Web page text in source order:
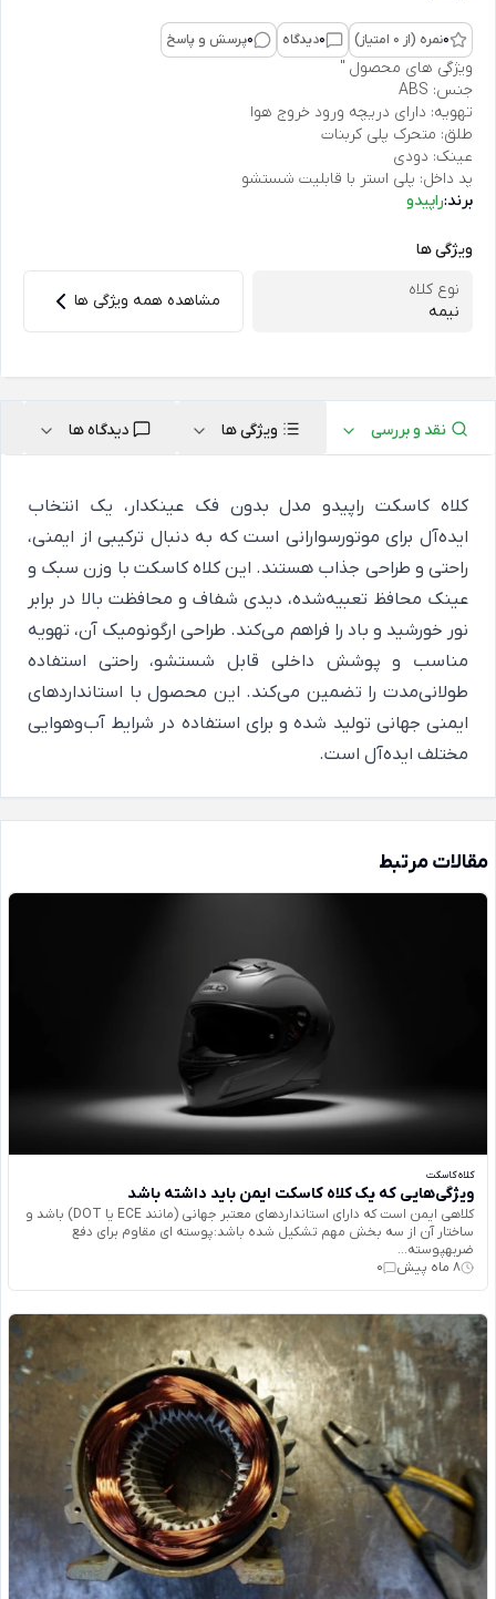
0نمره (از 0 امتیاز) 0دیدگاه 0پرسش و پاسخ
ویژگی های محصول "
جنس: ABS
تهویه: دارای دریچه ورود خروج هوا
طلق: متحرک پلی کربنات
عینک: دودی
پد داخل: پلی استر با قابلیت شستشو
برند:راپیدو
ویژگی ها
نوع کلاه
نیمه
مشاهده همه ویژگی ها
نقد و بررسی ویژگی ها دیدگاه ها
کلاه کاسکت راپیدو مدل بدون فک عینکدار، یک انتخاب
ایده‌آل برای موتورسوارانی است که به دنبال ترکیبی از ایمنی،
راحتی و طراحی جذاب هستند. این کلاه کاسکت با وزن سبک و
عینک محافظ تعبیه‌شده، دیدی شفاف و محافظت بالا در برابر
نور خورشید و باد را فراهم می‌کند. طراحی ارگونومیک آن، تهویه
مناسب و پوشش داخلی قابل شستشو، راحتی استفاده
طولانی‌مدت را تضمین می‌کند. این محصول با استانداردهای
ایمنی جهانی تولید شده و برای استفاده در شرایط آب‌وهوایی
مختلف ایده‌آل است.
مقالات مرتبط
کلاه کاسکت
ویژگی‌هایی که یک کلاه کاسکت ایمن باید داشته باشد
کلاهی ایمن است که دارای استانداردهای معتبر جهانی (مانند ECE یا DOT) باشد و
ساختار آن از سه بخش مهم تشکیل شده باشد:پوسته‌ ای مقاوم برای دفع
ضربهپوسته‌...
8 ماه پیش
0